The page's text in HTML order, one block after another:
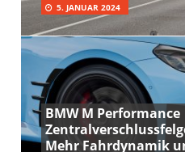
5. JANUAR 2024
BMW M Performance
Mehr Fahrdynamik